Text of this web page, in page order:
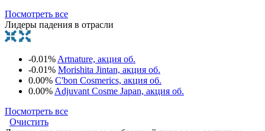
Посмотреть все
Лидеры падения в отрасли
-0.01%Artnature, акция об.
-0.01% Morishita Jintan, акция об.
0.00% C'bon Cosmerics, акция об.
0.00%Adjuvant Cosme Japan, акция об.
Посмотреть все
Очистить